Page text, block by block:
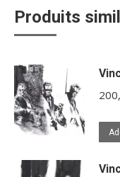
Produits